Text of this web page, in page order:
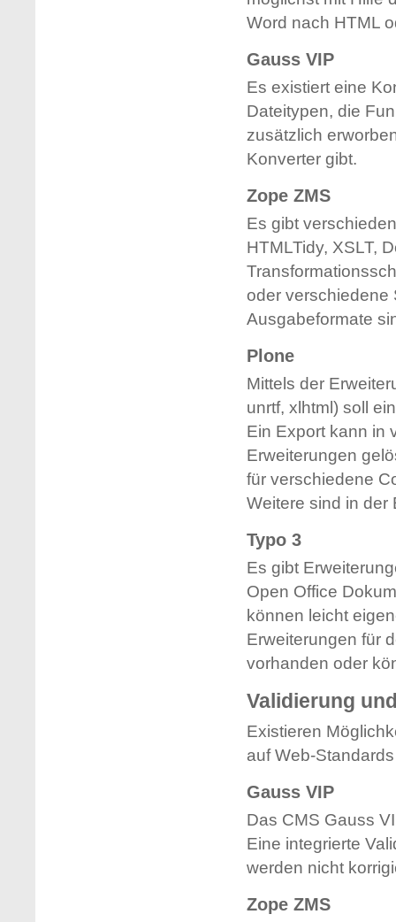
Word nach HTML
Gauss VIP
Es existiert eine
Dateitypen, die
zusätzlich
Konverter gibt.
Zope ZMS
Es gibt
HTMLTidy, XSLT,
oder verschiedene
Ausgabeformate
Plone
Mittels der
unrtf, xlhtml) soll
Ein Export kann in
Erweiterungen
für verschiedene
Weitere sind in der
Typo 3
Es gibt
Open Office
können leicht
Erweiterungen für
vorhanden oder
Validierung
Existieren
auf Web-
Gauss VIP
Das CMS Gauss
Eine integrierte
werden nicht
Zope ZMS